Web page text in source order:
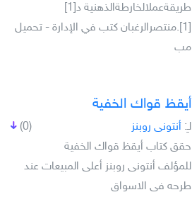
[1].منتصرالرغبان كتب في الإدارة - تحميل
مب
أيقظ قواك الخفية
(0) لـِ: أنتونى روبنز
حقق كتاب أيقظ قواك الخفية
للمؤلف أنتونى روبنز أعلى المبيعات عند
طرحه فى الاسواق